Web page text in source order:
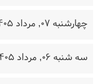
چهارشنبه ۰۷, مرداد ۱۴۰۵
سه شنبه ۰۶, مرداد ۱۴۰۵